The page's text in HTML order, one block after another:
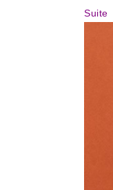
Suite